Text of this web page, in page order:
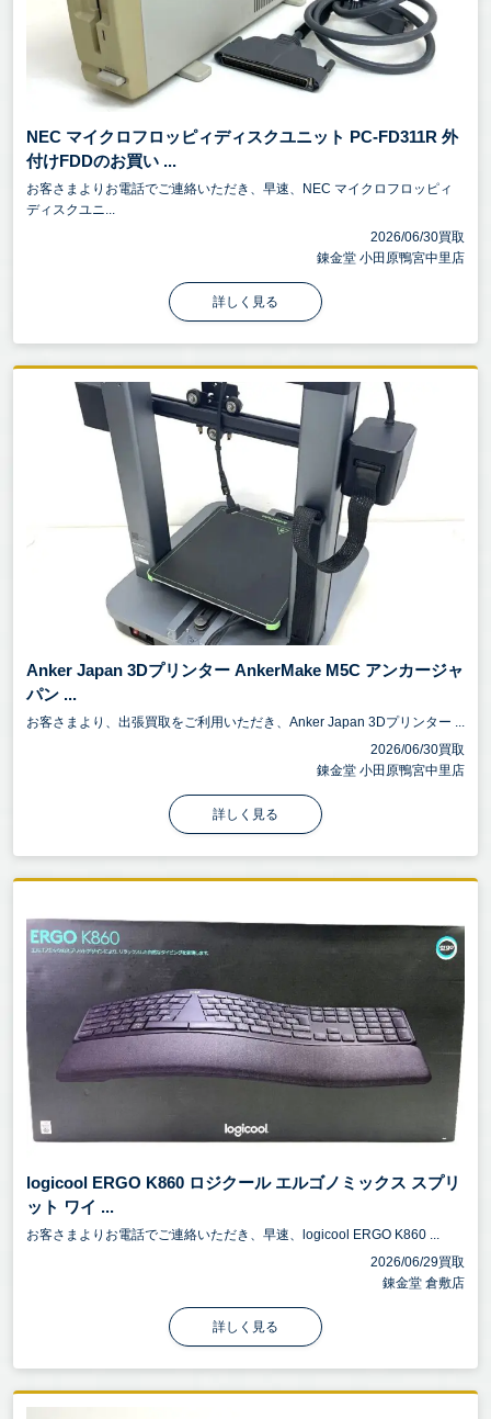
NEC マイクロフロッピィディスクユニット PC-FD311R 外
付けFDDのお買い ...
お客さまよりお電話でご連絡いただき、早速、NEC マイクロフロッピィ
ディスクユニ...
2026/06/30買取
錬金堂 小田原鴨宮中里店
詳しく見る
Anker Japan 3Dプリンター AnkerMake M5C アンカージャ
パン ...
お客さまより、出張買取をご利用いただき、Anker Japan 3Dプリンター ...
2026/06/30買取
錬金堂 小田原鴨宮中里店
詳しく見る
logicool ERGO K860 ロジクール エルゴノミックス スプリ
ット ワイ ...
お客さまよりお電話でご連絡いただき、早速、logicool ERGO K860 ...
2026/06/29買取
錬金堂 倉敷店
詳しく見る